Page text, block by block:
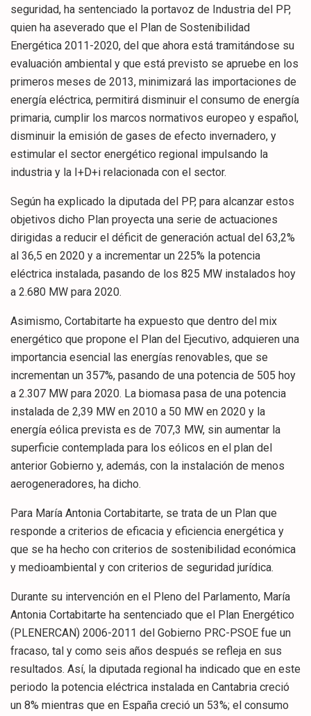
seguridad, ha sentenciado la portavoz de Industria del PP,
quien ha aseverado que el Plan de Sostenibilidad
Energética 2011-2020, del que ahora está tramitándose su
evaluación ambiental y que está previsto se apruebe en los
primeros meses de 2013, minimizará las importaciones de
energía eléctrica, permitirá disminuir el consumo de energía
primaria, cumplir los marcos normativos europeo y español,
disminuir la emisión de gases de efecto invernadero, y
estimular el sector energético regional impulsando la
industria y la I+D+i relacionada con el sector.
Según ha explicado la diputada del PP, para alcanzar estos
objetivos dicho Plan proyecta una serie de actuaciones
dirigidas a reducir el déficit de generación actual del 63,2%
al 36,5 en 2020 y a incrementar un 225% la potencia
eléctrica instalada, pasando de los 825 MW instalados hoy
a 2.680 MW para 2020.
Asimismo, Cortabitarte ha expuesto que dentro del mix
energético que propone el Plan del Ejecutivo, adquieren una
importancia esencial las energías renovables, que se
incrementan un 357%, pasando de una potencia de 505 hoy
a 2.307 MW para 2020. La biomasa pasa de una potencia
instalada de 2,39 MW en 2010 a 50 MW en 2020 y la
energía eólica prevista es de 707,3 MW, sin aumentar la
superficie contemplada para los eólicos en el plan del
anterior Gobierno y, además, con la instalación de menos
aerogeneradores, ha dicho.
Para María Antonia Cortabitarte, se trata de un Plan que
responde a criterios de eficacia y eficiencia energética y
que se ha hecho con criterios de sostenibilidad económica
y medioambiental y con criterios de seguridad jurídica.
Durante su intervención en el Pleno del Parlamento, María
Antonia Cortabitarte ha sentenciado que el Plan Energético
(PLENERCAN) 2006-2011 del Gobierno PRC-PSOE fue un
fracaso, tal y como seis años después se refleja en sus
resultados. Así, la diputada regional ha indicado que en este
periodo la potencia eléctrica instalada en Cantabria creció
un 8% mientras que en España creció un 53%; el consumo